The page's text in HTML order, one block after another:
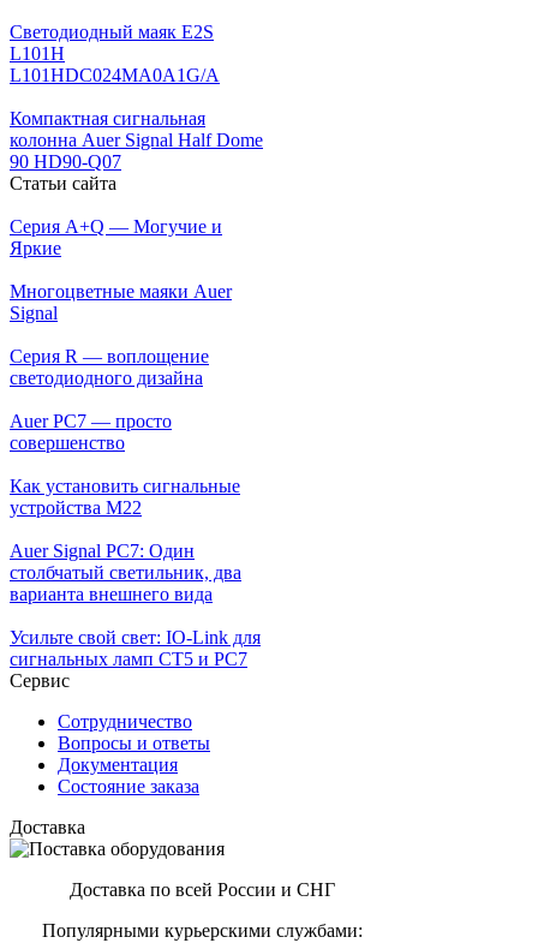
Светодиодный маяк E2S
L101H
L101HDC024MA0A1G/A
Компактная сигнальная
колонна Auer Signal Half Dome
90 HD90-Q07
Статьи сайта
Серия A+Q — Могучие и
Яркие
Многоцветные маяки Auer
Signal
Серия R — воплощение
светодиодного дизайна
Auer PC7 — просто
совершенство
Как установить сигнальные
устройства М22
Auer Signal PC7: Один
столбчатый светильник, два
варианта внешнего вида
Усильте свой свет: IO-Link для
сигнальных ламп CT5 и PC7
Сервис
Сотрудничество
Вопросы и ответы
Документация
Состояние заказа
Доставка
Доставка по всей России и СНГ
Популярными курьерскими службами: